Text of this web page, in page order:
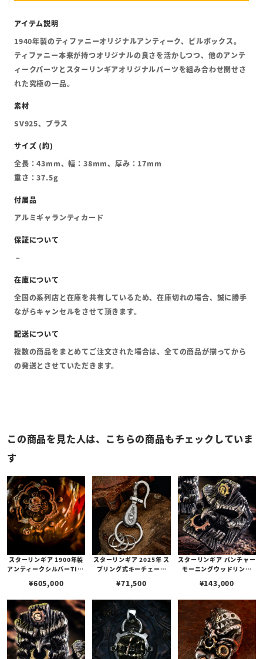
1940年製のティファニーオリジナルアンティーク、ピルボックス。
ティファニー本来が持つオリジナルの良さを活かしつつ、他のアンテ
ィークパーツとスターリンギアオリジナルパーツを組み合わせ関せさ
れた究極の一品。
SV925、ブラス
全長：43mm、幅：38mm、厚み：17mm
重さ：37.5g
アルミギャランティカード
全国の系列店と在庫を共有しているため、在庫切れの場合、誠に勝手
ながらキャンセルをさせて頂きます。
複数の商品をまとめてご注文された場合は、全ての商品が揃ってから
の発送とさせていただきます。
この商品を見た人は、こちらの商品もチェックしていま
す
スターリンギア 1900年製
アンティークシルバーTIFF
ーカップ w/シルバータイ
ブラスアンティークパーツ
カスタム
¥605,000
スターリンギア 2025年 ス
プリング式キーチェーン
ギアロゴ
¥71,500
スターリンギア パンチャー
モーニングウッドリング
ーギア
¥143,000